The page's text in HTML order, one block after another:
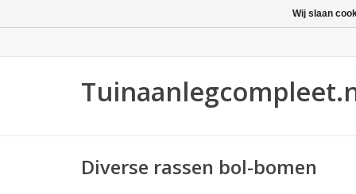
Stel logo in
Diverse rassen bol-bomen
Wij slaan